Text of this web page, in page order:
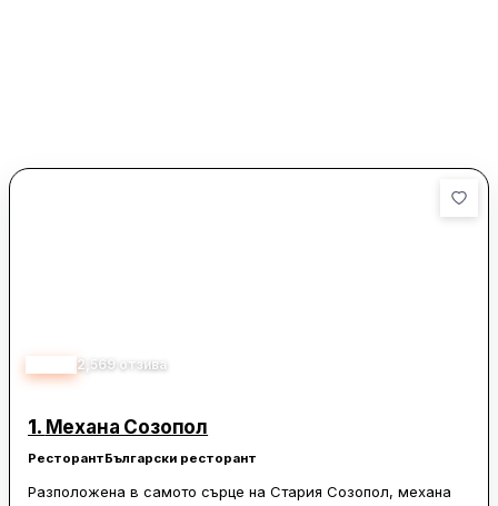
2,569 отзива
1. Механа Созопол
РесторантБългарски ресторант
Разположена в самото сърце на Стария Созопол, механа